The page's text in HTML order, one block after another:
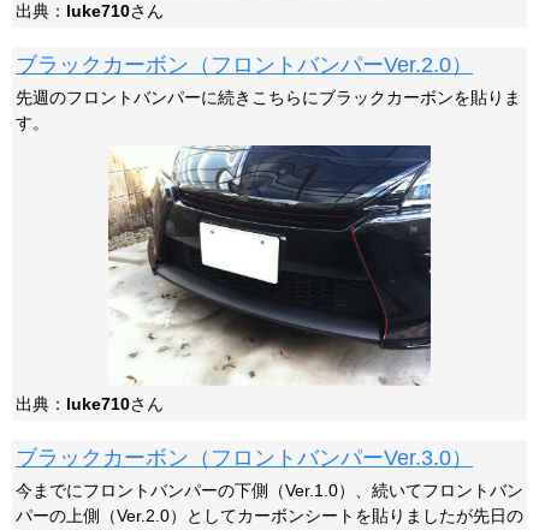
出典： luke710さん
ブラックカーボン（フロントバンパーVer.2.0）
先週のフロントバンパーに続きこちらにブラックカーボンを貼りま
す。
出典： luke710さん
ブラックカーボン（フロントバンパーVer.3.0）
今までにフロントバンパーの下側（Ver.1.0）、続いてフロントバン
パーの上側（Ver.2.0）としてカーボンシートを貼りましたが先日の